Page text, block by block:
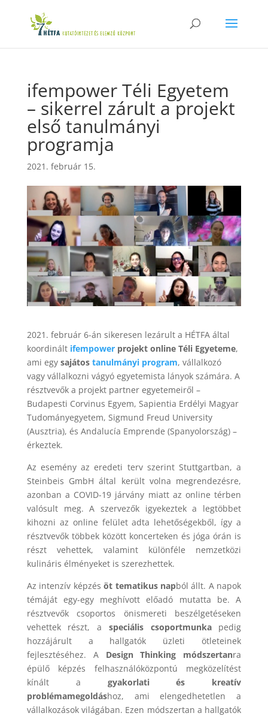
ifempower Téli Egyetem
– sikerrel zárult a projekt
első tanulmányi
programja
2021. február 15.
2021. február 6-án sikeresen lezárult a HÉTFA által
koordinált ifempowerprojekt online Téli Egyeteme,
ami egy sajátos tanulmányi program, vállalkozó
vagy vállalkozni vágyó egyetemista lányok számára. A
résztvevők a projekt partner egyetemeiről –
Budapesti Corvinus Egyem, Sapientia Erdélyi Magyar
Tudományegyetem, Sigmund Freud University
(Ausztria), és Andalucía Emprende (Spanyolország) –
érkeztek.
Az esemény az eredeti terv szerint Stuttgartban, a
Steinbeis GmbH által került volna megrendezésre,
azonban a COVID-19 járvány miatt az online térben
valósult meg. A szervezők igyekeztek a legtöbbet
kihozni az online felület adta lehetőségekből, így a
résztvevők többek között koncerteken és jóga órán is
részt vehettek, valamint különféle nemzetközi
kulináris élményeket is szerezhettek.
Az intenzív képzésöt tematikus napból állt. A napok
témáját egy-egy meghívott előadó mutatta be. A
résztvevők csoportos önismereti beszélgetéseken
vehettek részt, a speciális csoportmunkapedig
hozzájárult a hallgatók üzleti ötleteinek
fejlesztéséhez. A Design Thinking módszertanra
épülő képzés felhasználóközpontú megközelítést
kínált a gyakorlati és kreatív
problémamegoldáshoz, ami elengedhetetlen a
vállalkozások világában. Ezen módszertan a hallgatók